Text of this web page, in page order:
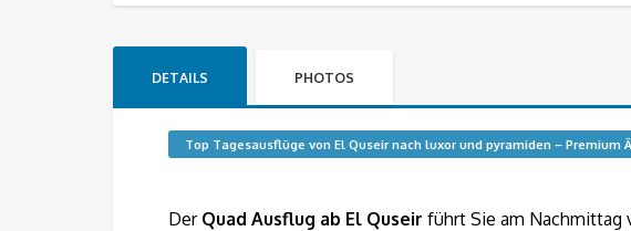
DETAILS PHOTOS
Top Tagesausflüge von El Quseir nach luxor und pyramiden – Premium
Der Quad Ausflug ab El Quseir führt Sie am Nachmittag